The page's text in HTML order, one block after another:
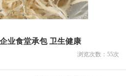
业食堂承包 卫生健康
浏览次数： 55次